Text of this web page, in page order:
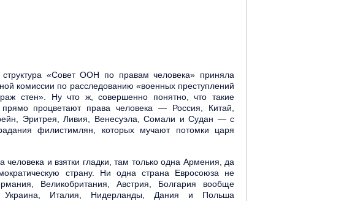
структура «Совет ООН по правам человека» приняла
комиссии по расследованию «военных преступлений
стен». Ну что ж, совершенно понятно, что такие
прямо процветают права человека — Россия, Китай,
Эритрея, Ливия, Венесуэла, Сомали и Судан — с
филистимлян, которых мучают потомки царя
и взятки гладки, там только одна Армения, да
страну. Ни одна страна Евросоюза не
Великобритания, Австрия, Болгария вообще
Украина, Италия, Нидерланды, Дания и Польша